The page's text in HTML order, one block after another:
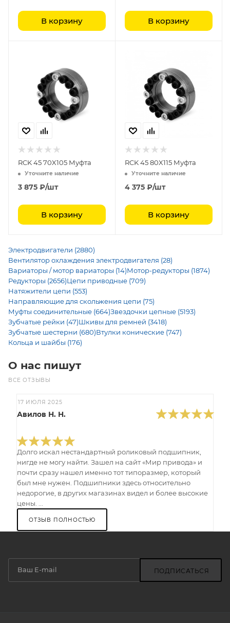
В корзину В корзину
RCK 45 70X105 Муфта
Уточните наличие
3 875 ₽/шт
В корзину
RCK 45 80X115 Муфта
Уточните наличие
4 375 ₽/шт
В корзину
Электродвигатели (2880)
Вентилятор охлаждения электродвигателя (28)
Вариаторы / мотор вариаторы (14)Мотор-редукторы (1874)
Редукторы (2656)Цепи приводные (709)
Натяжители цепи (553)
Направляющие для скольжения цепи (75)
Муфты соединительные (664)Звездочки цепные (5193)
Зубчатые рейки (47)Шкивы для ремней (3418)
Зубчатые шестерни (680)Втулки конические (747)
Кольца и шайбы (176)
О нас пишут
ВСЕ ОТЗЫВЫ
17 ИЮЛЯ 2025
Авилов Н. Н.
Долго искал нестандартный роликовый подшипник,
нигде не могу найти. Зашел на сайт «Мир привода» и
почти сразу нашел именно тот типоразмер, который
был мне нужен. Подшипники здесь относительно
недорогие, в других магазинах видел и более высокие
цены. ...
ОТЗЫВ ПОЛНОСТЬЮ
ПОДПИСАТЬСЯ